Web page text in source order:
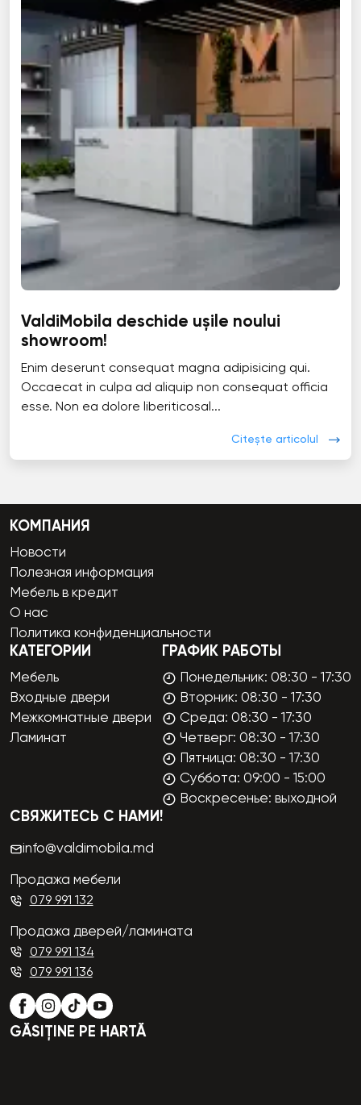
ValdiMobila deschide ușile noului
showroom!
Enim deserunt consequat magna adipisicing qui.
Occaecat in culpa ad aliquip non consequat officia
esse. Non ea dolore liberiticosal...
Citește articolul
КОМПАНИЯ
Новости
Полезная информация
Мебель в кредит
О нас
Политика конфиденциальности
КАТЕГОРИИ
Мебель
Входные двери
Межкомнатные двери
Ламинат
ГРАФИК РАБОТЫ
Понедельник: 08:30 - 17:30
Вторник: 08:30 - 17:30
Среда: 08:30 - 17:30
Четверг: 08:30 - 17:30
Пятница: 08:30 - 17:30
Суббота: 09:00 - 15:00
Воскресенье: выходной
СВЯЖИТЕСЬ С НАМИ!
info@valdimobila.md
Продажа мебели
079 991 132
Продажа дверей/ламината
079 991 134
079 991 136
GĂSIȚINE PE HARTĂ